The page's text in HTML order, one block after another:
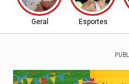
Geral Esportes